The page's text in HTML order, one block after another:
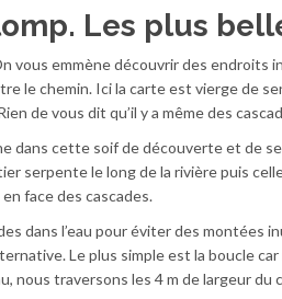
Les plus
vous emmène découvrir des
le chemin. Ici la carte est vierge de
de vous dit qu’il y a même des
dans cette soif de découverte et de
serpente le long de la rivière puis
face des cascades.
dans l’eau pour éviter des montées
Le plus simple est la boucle
nous traversons les 4 m de largeur du